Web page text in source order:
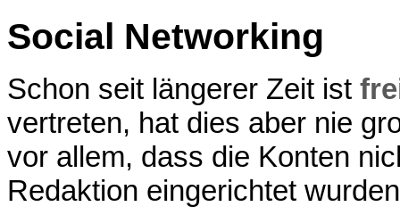
Social Networking
Schon seit längerer Zeit ist
vertreten, hat dies aber nie
vor allem, dass die Konten
Redaktion eingerichtet